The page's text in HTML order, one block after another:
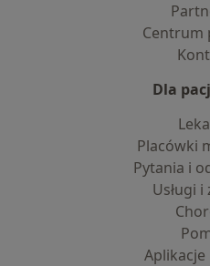
Centrum
Dla
Placówki
Pytania i
Usługi